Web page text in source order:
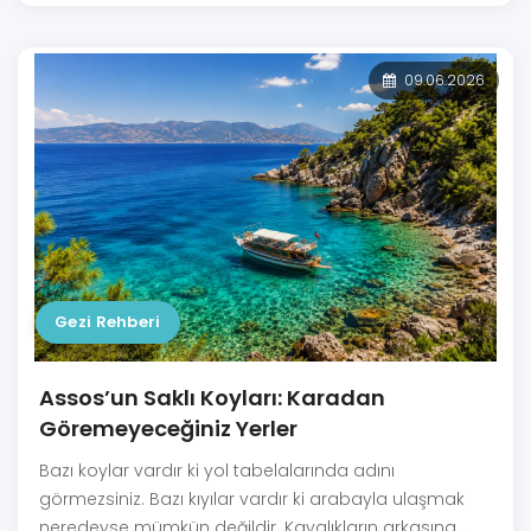
Gezi Rehberi
09.06.2026
Assos’un Saklı Koyları: Karadan
Göremeyeceğiniz Yerler
Bazı koylar vardır ki yol tabelalarında adını
görmezsiniz. Bazı kıyılar vardır ki arabayla ulaşmak